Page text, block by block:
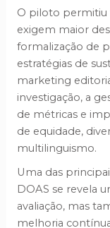
O piloto permitiu
exigem maior
formalização de
estratégias de
marketing
investigação, a
de métricas e
de equidade,
multilinguismo.
Uma das
DOAS se revela
avaliação, mas
melhoria